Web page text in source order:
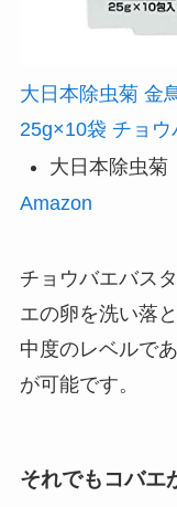
大日本除虫菊 金
25g×10袋 チョ
大日本除虫菊
Amazon
チョウバエバス
エの卵を洗い落
中度のレベルで
が可能です。
それでもコバエ